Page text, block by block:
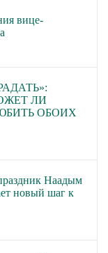
вице-
ЛИ
ОБОИХ
Наадым
новый шаг к